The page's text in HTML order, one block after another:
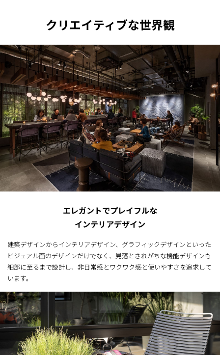
クリエイティブな世界観
エレガントでプレイフルな
インテリアデザイン
建築デザインからインテリアデザイン、グラフィックデザインといった
ビジュアル面のデザインだけでなく、見落とされがちな機能デザインも
細部に至るまで設計し、非日常感とワクワク感と使いやすさを追求して
います。